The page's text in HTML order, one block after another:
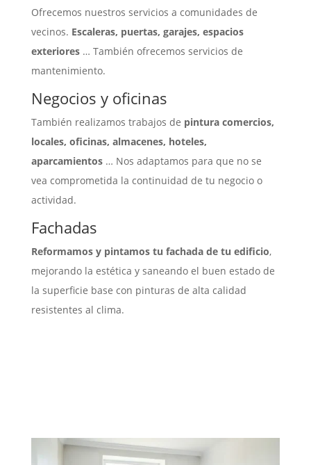
Ofrecemos nuestros servicios a comunidades de
vecinos. Escaleras, puertas, garajes, espacios
exteriores… También ofrecemos servicios de
mantenimiento.
Negocios y oficinas
También realizamos trabajos de pintura comercios,
locales, oficinas, almacenes, hoteles,
aparcamientos… Nos adaptamos para que no se
vea comprometida la continuidad de tu negocio o
actividad.
Fachadas
Reformamos y pintamos tu fachada de tu edificio,
mejorando la estética y saneando el buen estado de
la superficie base con pinturas de alta calidad
resistentes al clima.